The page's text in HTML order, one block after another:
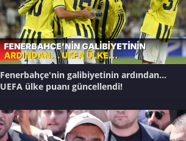
Fenerbahçe'nin galibiyetinin ardından...
UEFA ülke puanı güncellendi!